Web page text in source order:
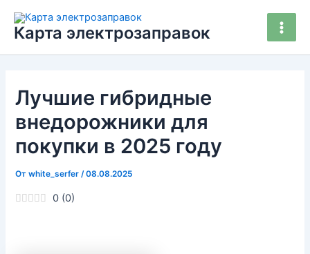
содержимому
Карта электрозаправок
Main
Лучшие гибридные
внедорожники для
покупки в 2025 году
Отwhite_serfer /08.08.2025
0 (0)